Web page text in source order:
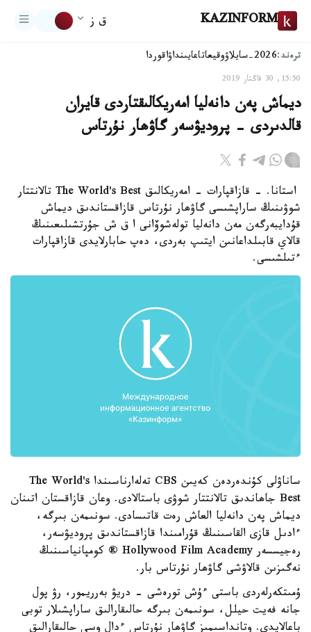
KAZINFORM ق ز
ترەند:2026-سايلاۋ وقيعاتاعايىنداۋاقوردا
15:50, 30 قاڭتار 2019
ديماش پەن دانەليا امەريكالىقتاردى قايران
قالدىردى - پروديۋسەر گاۋھار نۇرتاس
استانا. - قازاقپارات - امەريكالىق The World's Best تالانتتار
شوۋىنىڭ ساراپشىسى گاۋھار نۇرتاس قازاقستاندىق ديماش
قۇدايبەرگەن مەن دانەليا تولەشوۆانى ا ق ش جۇرتشىلىعىنىڭ
قالاي قابىلداعانىن ايتىپ بەردى، دەپ حابارلايدى قازاقپارات
ءتىلشىسى.
ساناۋلى كۇندەردەن كەيىن CBS تەلەارناسىندا The World's
Best جاھاندىق تالانتتار شوۋى باستالادى. وعان قازاقستان اتىنان
ديماش پەن دانەليا العاش رەت قاتىسادى. سونىمەن بىرگە،
ءادىل قازى القاسىنىڭ قۇرامىندا قازاقستاندىق پروديۋسەر،
رەجيسسەر Hollywood Film Academy ® كومپانياسىنىڭ
نەگىزىن قالاۋشى گاۋھار نۇرتاس بار.
ۇمىتكەرلەردى باستى ءۇش تورەشى - دريۋ بەرريمور، رۋ پول
جانە فەيت حيلل، سونىمەن بىرگە حالىقارالىق ساراپشىلار توبى